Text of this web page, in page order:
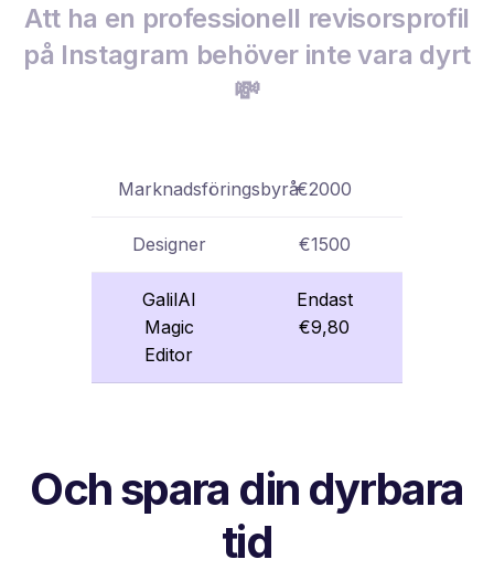
Att ha en professionell revisorsprofil
på Instagram behöver inte vara dyrt
💸
Marknadsföringsbyrå€2000
Designer €1500
GalilAI
Magic
Editor
Endast
€9,80
Och spara din dyrbara
tid